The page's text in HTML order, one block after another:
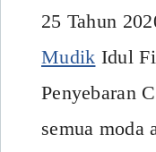
25 Tahun
Mudik Idul
Penyebaran
semua moda